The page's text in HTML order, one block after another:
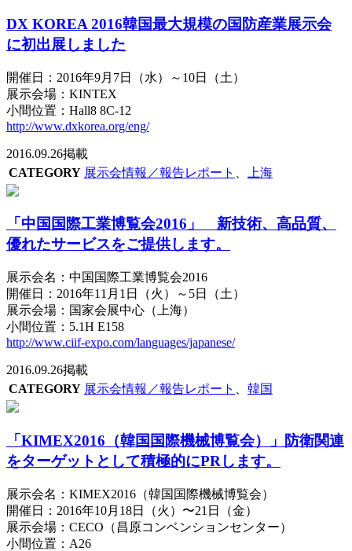
DX KOREA 2016韓国最大規模の国防産業展示会
に初出展しました
開催日：2016年9月7日（水）～10日（土）
展示会場：KINTEX
小間位置：Hall8 8C-12
http://www.dxkorea.org/eng/
2016.09.26掲載
CATEGORY 展示会情報／報告レポート 上海
「中国国際工業博覧会2016」 新技術、高品質、
優れたサービスをご提供します。
展示会名：中国国際工業博覧会2016
開催日：2016年11月1日（火）～5日（土）
展示会場：国家会展中心（上海）
小間位置：5.1H E158
http://www.ciif-expo.com/languages/japanese/
2016.09.26掲載
CATEGORY 展示会情報／報告レポート 韓国
「KIMEX2016（韓国国際機械博覧会）」防衛関連
をターゲットとして積極的にPRします。
展示会名：KIMEX2016（韓国国際機械博覧会）
開催日：2016年10月18日（火）〜21日（金）
展示会場：CECO（昌原コンベンションセンター）
小間位置：A26